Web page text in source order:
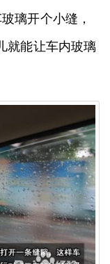
璃开个小缝，
就能让车内玻璃